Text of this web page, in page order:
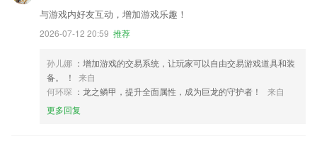
与游戏内好友互动，增加游戏乐趣！
2026-07-12 20:59 推荐
孙儿娜 ：增加游戏的交易系统，让玩家可以自由交易游戏道具和装
备。 ！
来自
何环琛 ：龙之鳞甲，提升全面属性，成为巨龙的守护者！
来自
更多回复